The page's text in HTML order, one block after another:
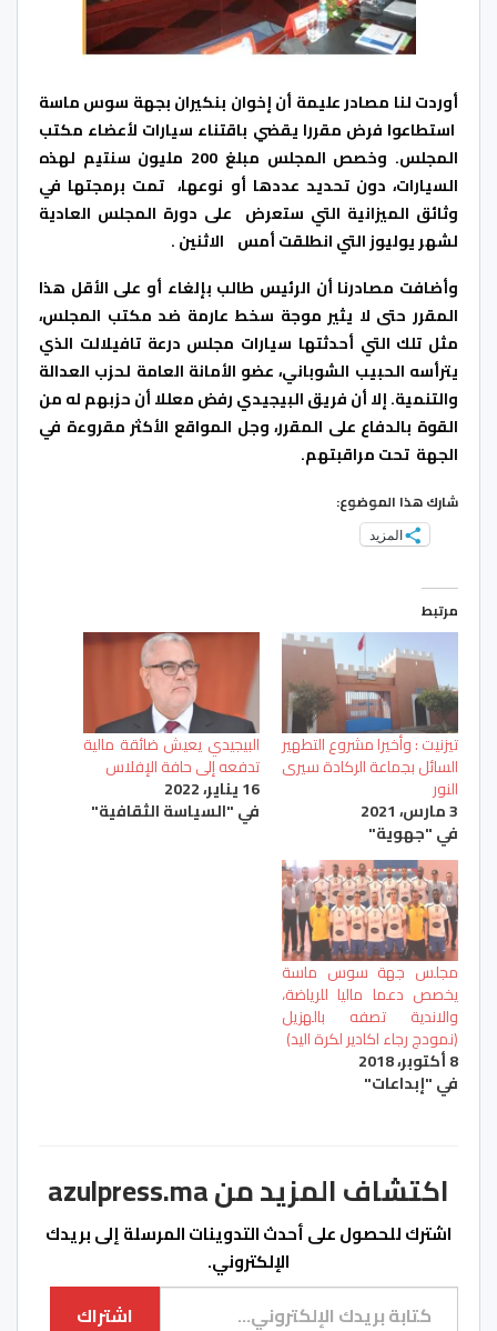
أوردت لنا مصادر عليمة أن إخوان بنكيران بجهة سوس ماسة
استطاعوا فرض مقررا يقضي باقتناء سيارات لأعضاء مكتب
المجلس. وخصص المجلس مبلغ 200 مليون سنتيم لهذه
السيارات، دون تحديد عددها أو نوعها، تمت برمجتها في
وثائق الميزانية التي ستعرض على دورة المجلس العادية
لشهر يوليوز التي انطلقت أمس الاثنين .
وأضافت مصادرنا أن الرئيس طالب بإلغاء أو على الأقل هذا
المقرر حتى لا يثير موجة سخط عارمة ضد مكتب المجلس،
مثل تلك التي أحدثتها سيارات مجلس درعة تافيلالت الذي
يترأسه الحبيب الشوباني، عضو الأمانة العامة لحزب العدالة
والتنمية. إلا أن فريق البيجيدي رفض معللا أن حزبهم له من
القوة بالدفاع على المقرر، وجل المواقع الأكثر مقروءة في
الجهة تحت مراقبتهم.
شارك هذا الموضوع:
المزيد
مرتبط
تيزنيت : وأخيرا مشروع التطهير
السائل بجماعة الركادة سيرى
النور
3 مارس، 2021
في "جهوية"
البيجيدي يعيش ضائقة مالية
تدفعه إلى حافة الإفلاس
16 يناير، 2022
في "السياسة الثقافية"
مجلس جهة سوس ماسة
يخصص دعما ماليا للرياضة،
والاندية تصفه بالهزيل
(نمودج رجاء اكادير لكرة اليد)
8 أكتوبر، 2018
في "إبداعات"
اكتشاف المزيد من azulpress.ma
اشترك للحصول على أحدث التدوينات المرسلة إلى بريدك
الإلكتروني.
كتابة بريدك الإلكتروني...
اشتراك